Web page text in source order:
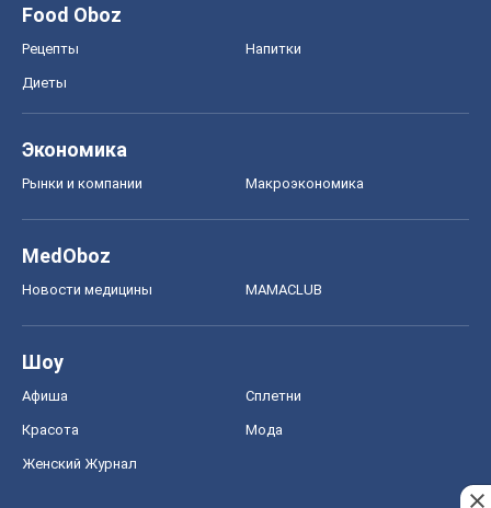
Food Oboz
Рецепты Напитки
Диеты
Экономика
Рынки и компании Mакроэкономика
MedOboz
Новости медицины MAMACLUB
Шоу
Афиша Сплетни
Красота Мода
Женский Журнал